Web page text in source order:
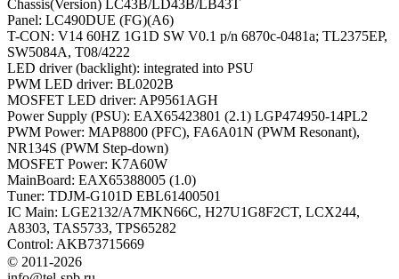
Chassis(Version) LC43B/LD43B/LB43T
Panel: LC490DUE (FG)(A6)
T-CON: V14 60HZ 1G1D SW V0.1 p/n 6870c-0481a; TL2375EP,
SW5084A, T08/4222
LED driver (backlight): integrated into PSU
PWM LED driver: BL0202B
MOSFET LED driver: AP9561AGH
Power Supply (PSU): EAX65423801 (2.1) LGP474950-14PL2
PWM Power: MAP8800 (PFC), FA6A01N (PWM Resonant),
NR134S (PWM Step-down)
MOSFET Power: K7A60W
MainBoard: EAX65388005 (1.0)
Тuner: TDJM-G101D EBL61400501
IC Main: LGE2132/A7MKN66C, H27U1G8F2CT, LCX244,
A8303, TAS5733, TPS65282
Control: AKB73715669
© 2011-2026